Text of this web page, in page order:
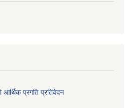
प्रगति प्रतिवेदन